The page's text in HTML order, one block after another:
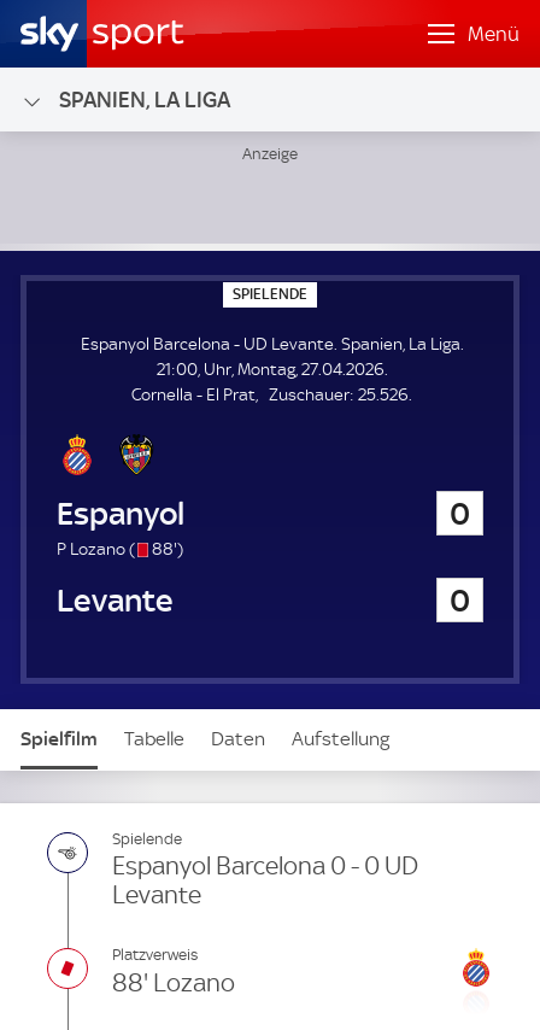
Menü
SPANIEN, LA LIGA
SPIELENDE
P
E
L
E
N
Espanyol Barcelona - UD Levante. Spanien, La Liga.
21:00, Uhr, Montag, 27.04.2026.
Cornella - El Prat
Zuschauer: Z
25.526.
Espanyol Barcelona 0
P Lozano (
s
o
88'8
e
)
UD Levante 0
Spielfilm Tabelle Daten Aufstellung
Spielende
Espanyol Barcelona 0 - 0 UD
Levante
Platzverweis
88' Lozano